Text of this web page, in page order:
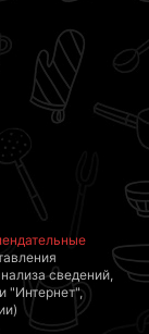
сведений,
"Интернет",